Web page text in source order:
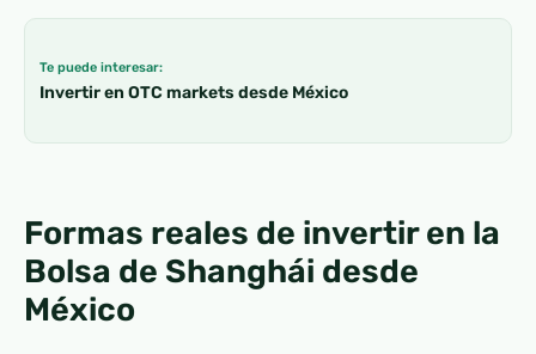
Te puede interesar:
Invertir en OTC markets desde México
Formas reales de invertir en la
Bolsa de Shanghái desde
México